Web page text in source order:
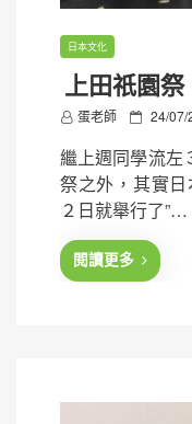
日本文化
上田祇園祭
蛋老師
P
s
t
e
d
24/07/
繼上週同學流左
祭之外，其實
２日就舉行了”…
閱讀更多